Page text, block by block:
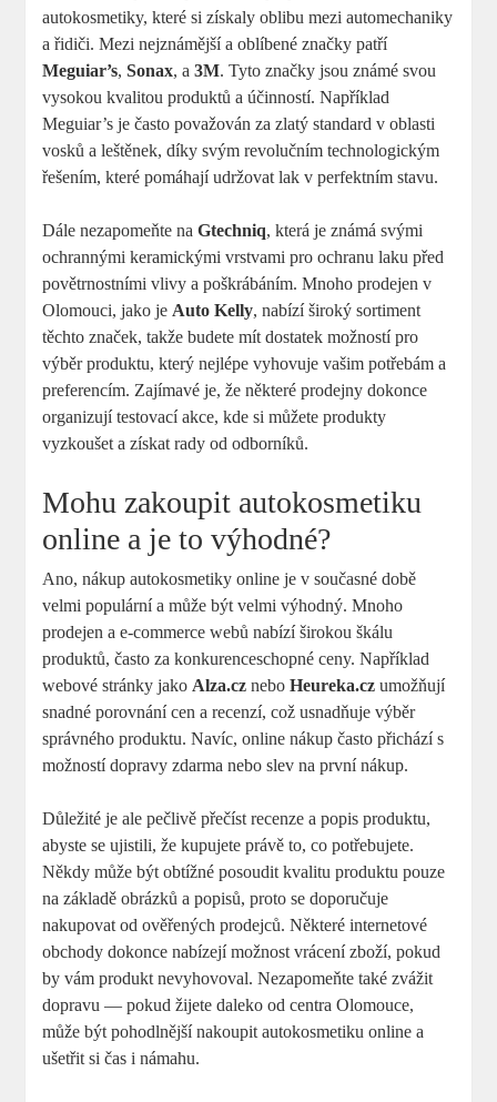
autokosmetiky, které si získaly oblibu mezi automechaniky
a řidiči. Mezi nejznámější a oblíbené značky patří
Meguiar’s,Sonax, a3M. Tyto značky jsou známé svou
vysokou kvalitou produktů a účinností. Například
Meguiar’s je často považován za zlatý standard v oblasti
vosků a leštěnek, díky svým revolučním technologickým
řešením, které pomáhají udržovat lak v perfektním stavu.
Dále nezapomeňte naGtechniq, která je známá svými
ochrannými keramickými vrstvami pro ochranu laku před
povětrnostními vlivy a poškrábáním. Mnoho prodejen v
Olomouci, jako je Auto Kelly, nabízí široký sortiment
těchto značek, takže budete mít dostatek možností pro
výběr produktu, který nejlépe vyhovuje vašim potřebám a
preferencím. Zajímavé je, že některé prodejny dokonce
organizují testovací akce, kde si můžete produkty
vyzkoušet a získat rady od odborníků.
Mohu zakoupit autokosmetiku
online a je to výhodné?
Ano, nákup autokosmetiky online je v současné době
velmi populární a může být velmi výhodný. Mnoho
prodejen a e-commerce webů nabízí širokou škálu
produktů, často za konkurenceschopné ceny. Například
webové stránky jako Alza.cz neboHeureka.cz umožňují
snadné porovnání cen a recenzí, což usnadňuje výběr
správného produktu. Navíc, online nákup často přichází s
možností dopravy zdarma nebo slev na první nákup.
Důležité je ale pečlivě přečíst recenze a popis produktu,
abyste se ujistili, že kupujete právě to, co potřebujete.
Někdy může být obtížné posoudit kvalitu produktu pouze
na základě obrázků a popisů, proto se doporučuje
nakupovat od ověřených prodejců. Některé internetové
obchody dokonce nabízejí možnost vrácení zboží, pokud
by vám produkt nevyhovoval. Nezapomeňte také zvážit
dopravu — pokud žijete daleko od centra Olomouce,
může být pohodlnější nakoupit autokosmetiku online a
ušetřit si čas i námahu.